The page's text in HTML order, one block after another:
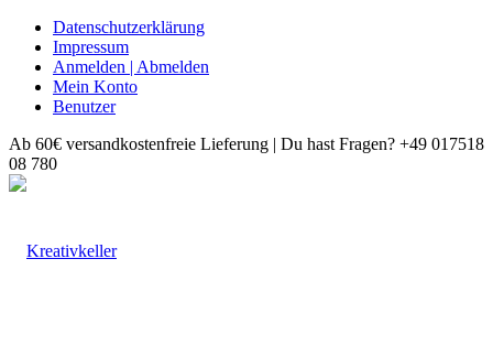
Datenschutzerklärung
Impressum
Anmelden | Abmelden
Mein Konto
Benutzer
Ab 60€ versandkostenfreie Lieferung | Du hast Fragen? +49 017518
08 780